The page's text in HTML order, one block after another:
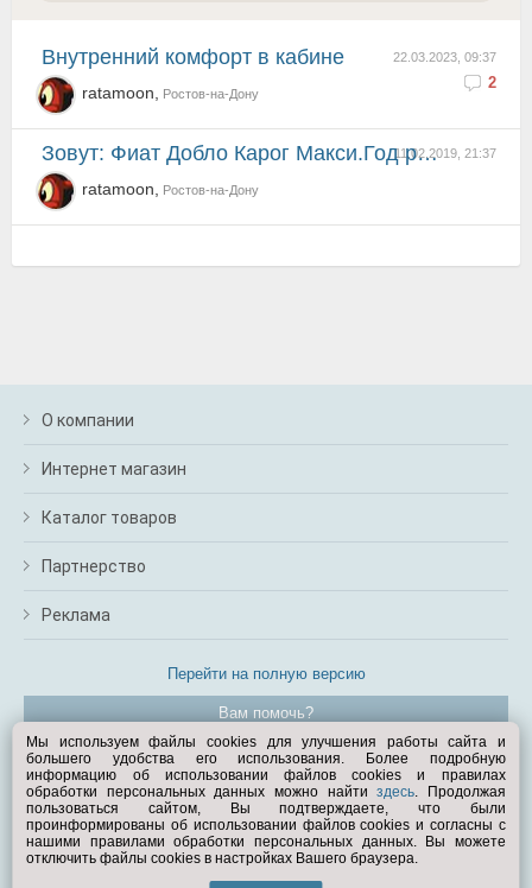
22.03.2023, 09:37
2
Внутренний комфорт в кабине
ratamoon, Ростов-на-Дону
11.02.2019, 21:37
Зовут: Фиат Добло Карог Макси.Год рождения 2018. Страна рождения: Турция.
ratamoon, Ростов-на-Дону
О компании
Интернет магазин
Каталог товаров
Партнерство
Реклама
Перейти на полную версию
Вам помочь?
© Exist.ru 1998—2026
Мы используем файлы cookies для улучшения работы сайта и
большего удобства его использования. Более подробную
информацию об использовании файлов cookies и правилах
обработки персональных данных можно найтиздесь. Продолжая
пользоваться сайтом, Вы подтверждаете, что были
проинформированы об использовании файлов cookies и согласны с
нашими правилами обработки персональных данных. Вы можете
отключить файлы cookies в настройках Вашего браузера.